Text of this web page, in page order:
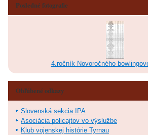
Posledné fotografie
4.ročník Novoročného
Obľúbené odkazy
Slovenská sekcia IPA
Asociácia policajtov vo výslužbe
Klub vojenskej histórie Tyrnau